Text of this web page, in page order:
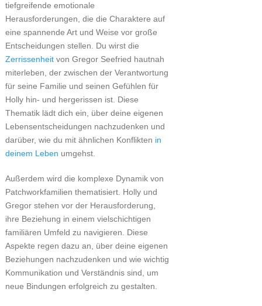
tiefgreifende emotionale
Herausforderungen, die die Charaktere auf
eine spannende Art und Weise vor große
Entscheidungen stellen. Du wirst die
Zerrissenheitvon Gregor Seefried hautnah
miterleben, der zwischen der Verantwortung
für seine Familie und seinen Gefühlen für
Holly hin- und hergerissen ist. Diese
Thematik lädt dich ein, über deine eigenen
Lebensentscheidungen nachzudenken und
darüber, wie du mit ähnlichen Konflikten in
deinem Leben umgehst.
Außerdem wird die komplexe Dynamik von
Patchworkfamilien thematisiert. Holly und
Gregor stehen vor der Herausforderung,
ihre Beziehung in einem vielschichtigen
familiären Umfeld zu navigieren. Diese
Aspekte regen dazu an, über deine eigenen
Beziehungen nachzudenken und wie wichtig
Kommunikation und Verständnis sind, um
neue Bindungen erfolgreich zu gestalten.